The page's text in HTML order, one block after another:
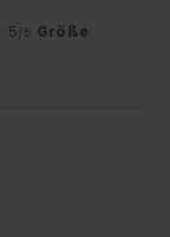
: 5/5 Größe: